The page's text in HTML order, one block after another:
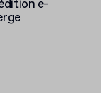
e-